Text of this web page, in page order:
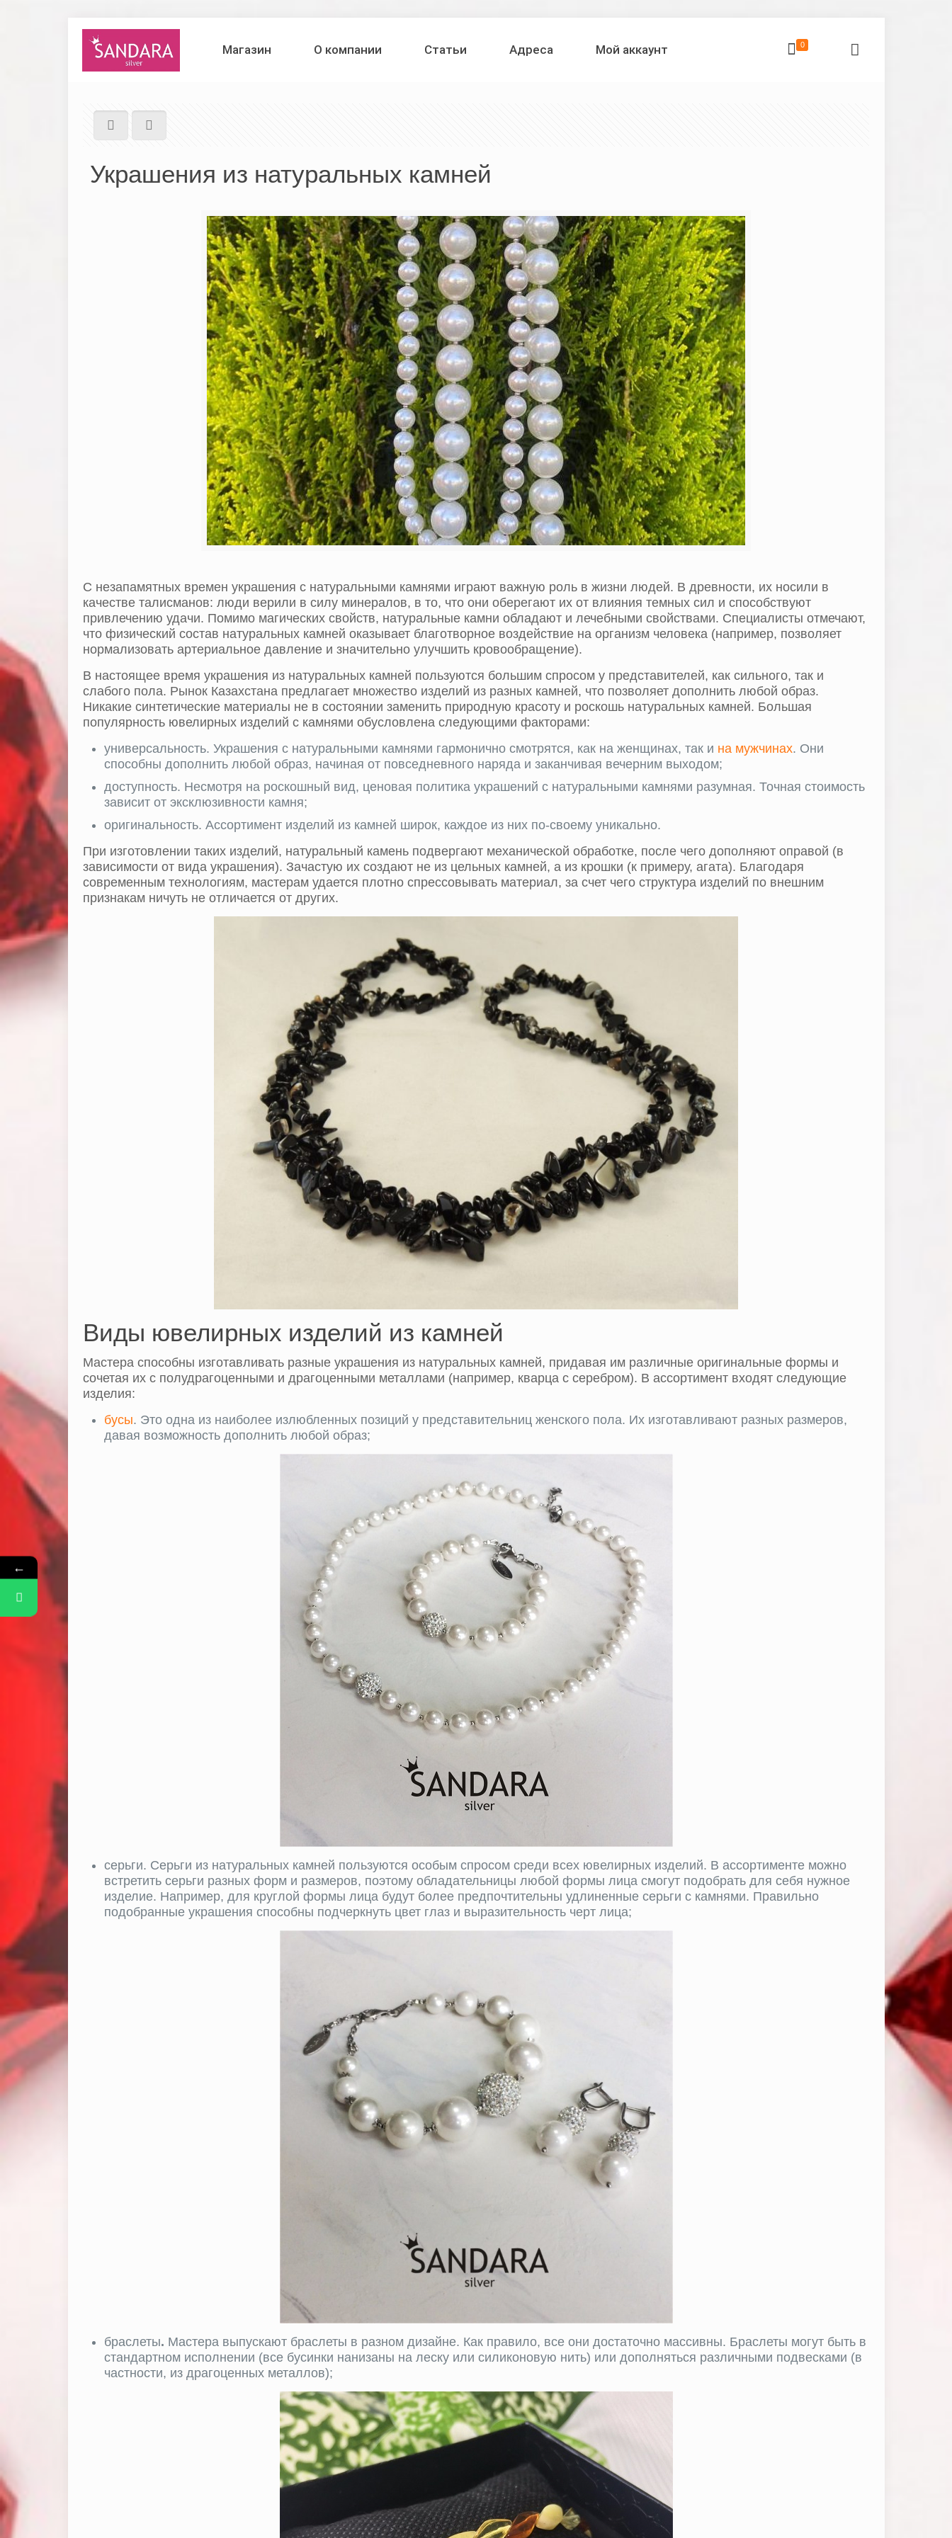
Магазин О компании Статьи Адреса Мой аккаунт 0
Украшения из натуральных камней
С незапамятных времен украшения с натуральными камнями играют важную роль в жизни людей. В древности, их носили в
качестве талисманов: люди верили в силу минералов, в то, что они оберегают их от влияния темных сил и способствуют
привлечению удачи. Помимо магических свойств, натуральные камни обладают и лечебными свойствами. Специалисты отмечают,
что физический состав натуральных камней оказывает благотворное воздействие на организм человека (например, позволяет
нормализовать артериальное давление и значительно улучшить кровообращение).
В настоящее время украшения из натуральных камней пользуются большим спросом у представителей, как сильного, так и
слабого пола. Рынок Казахстана предлагает множество изделий из разных камней, что позволяет дополнить любой образ.
Никакие синтетические материалы не в состоянии заменить природную красоту и роскошь натуральных камней. Большая
популярность ювелирных изделий с камнями обусловлена следующими факторами:
универсальность. Украшения с натуральными камнями гармонично смотрятся, как на женщинах, так и на мужчинах. Они
способны дополнить любой образ, начиная от повседневного наряда и заканчивая вечерним выходом;
доступность. Несмотря на роскошный вид, ценовая политика украшений с натуральными камнями разумная. Точная стоимость
зависит от эксклюзивности камня;
оригинальность. Ассортимент изделий из камней широк, каждое из них по-своему уникально.
При изготовлении таких изделий, натуральный камень подвергают механической обработке, после чего дополняют оправой (в
зависимости от вида украшения). Зачастую их создают не из цельных камней, а из крошки (к примеру, агата). Благодаря
современным технологиям, мастерам удается плотно спрессовывать материал, за счет чего структура изделий по внешним
признакам ничуть не отличается от других.
Виды ювелирных изделий из камней
Мастера способны изготавливать разные украшения из натуральных камней, придавая им различные оригинальные формы и
сочетая их с полудрагоценными и драгоценными металлами (например, кварца с серебром). В ассортимент входят следующие
изделия:
бусы. Это одна из наиболее излюбленных позиций у представительниц женского пола. Их изготавливают разных размеров,
давая возможность дополнить любой образ;
серьги. Серьги из натуральных камней пользуются особым спросом среди всех ювелирных изделий. В ассортименте можно
встретить серьги разных форм и размеров, поэтому обладательницы любой формы лица смогут подобрать для себя нужное
изделие. Например, для круглой формы лица будут более предпочтительны удлиненные серьги с камнями. Правильно
подобранные украшения способны подчеркнуть цвет глаз и выразительность черт лица;
браслеты. Мастера выпускают браслеты в разном дизайне. Как правило, все они достаточно массивны. Браслеты могут быть в
стандартном исполнении (все бусинки нанизаны на леску или силиконовую нить) или дополняться различными подвесками (в
частности, из драгоценных металлов);
←